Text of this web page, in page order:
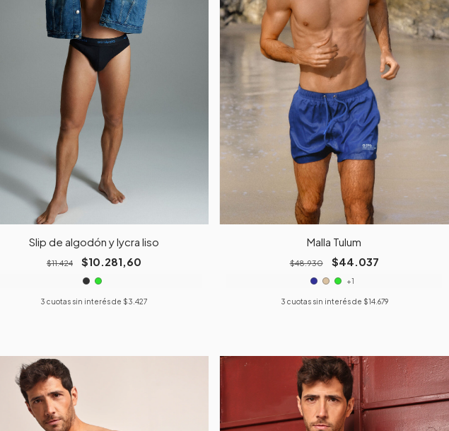
Slip de algodón y lycra liso
$11.424 $10.281,60
3 cuotas sin interés de $3.427
Malla Tulum
$48.930 $44.037
+1
3 cuotas sin interés de $14.679